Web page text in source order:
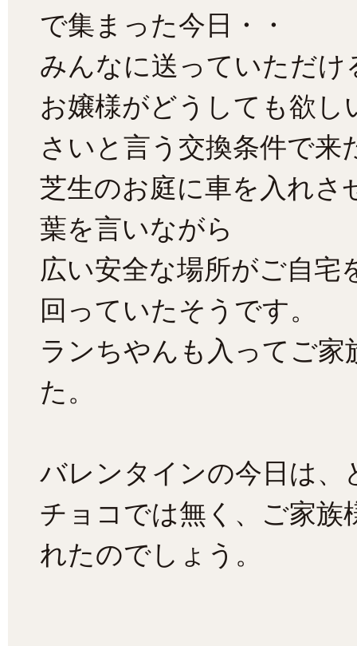
で集まった今日・・
みんなに送っていただ
お嬢様がどうしても欲
さいと言う交換条件で来
芝生のお庭に車を入れさ
葉を言いながら
広い安全な場所がご自宅
回っていたそうです。
ランちやんも入ってご
た。
バレンタインの今日は
チョコでは無く、ご家
れたのでしょう。